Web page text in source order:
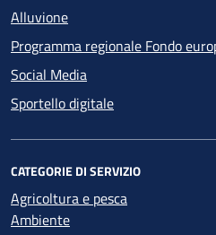
Alluvione
Programma regionale Fondo
Social Media
Sportello digitale
CATEGORIE DI SERVIZIO
Agricoltura e pesca
Ambiente